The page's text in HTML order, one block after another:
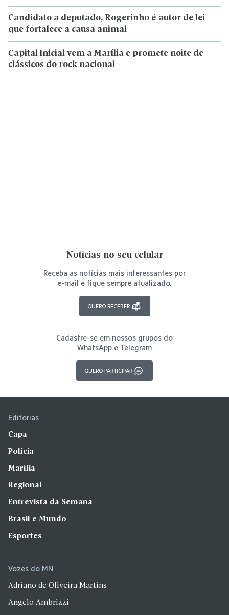
Candidato a deputado, Rogerinho é autor de lei
que fortalece a causa animal
Capital Inicial vem a Marília e promete noite de
clássicos do rock nacional
Notícias no seu celular
Receba as notícias mais interessantes por
e-mail e fique sempre atualizado.
QUERO RECEBER
Cadastre-se em nossos grupos do
WhatsApp e Telegram
QUERO PARTICIPAR
Editorias
Capa
Polícia
Marília
Regional
Entrevista da Semana
Brasil e Mundo
Esportes
Vozes do MN
Adriano de Oliveira Martins
Angelo Ambrizzi